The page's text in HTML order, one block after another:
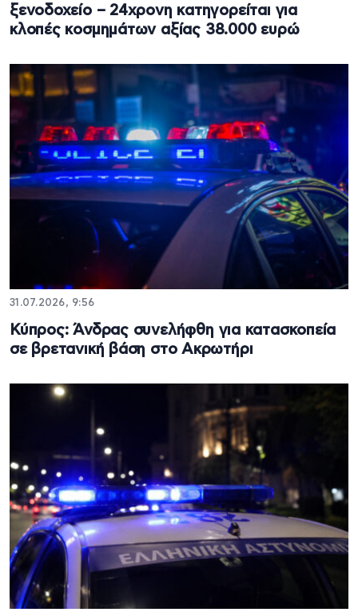
ξενοδοχείο – 24χρονη κατηγορείται για
κλοπές κοσμημάτων αξίας 38.000 ευρώ
31.07.2026, 9:56
Κύπρος: Άνδρας συνελήφθη για κατασκοπεία
σε βρετανική βάση στο Ακρωτήρι